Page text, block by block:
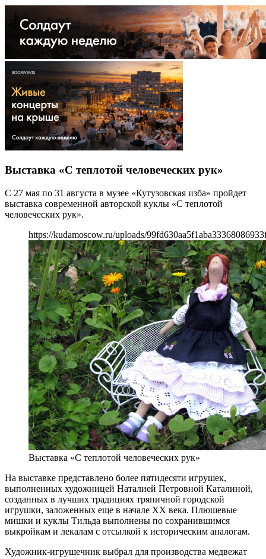
Выставка «С теплотой человеческих рук»
С 27 мая по 31 августа в музее «Кутузовская изба» пройдет
выставка современной авторской куклы «С теплотой
человеческих рук».
https://kudamoscow.ru/uploads/
Выставка «С теплотой человеческих рук»
На выставке представлено более пятидесяти игрушек,
выполненных художницей Наталией Петровной Каталиной,
созданных в лучших традициях тряпичной городской
игрушки, заложенных еще в начале XX века. Плюшевые
мишки и куклы Тильда выполнены по сохранившимся
выкройкам и лекалам с отсылкой к историческим аналогам.
Художник-игрушечник выбрал для производства медвежат